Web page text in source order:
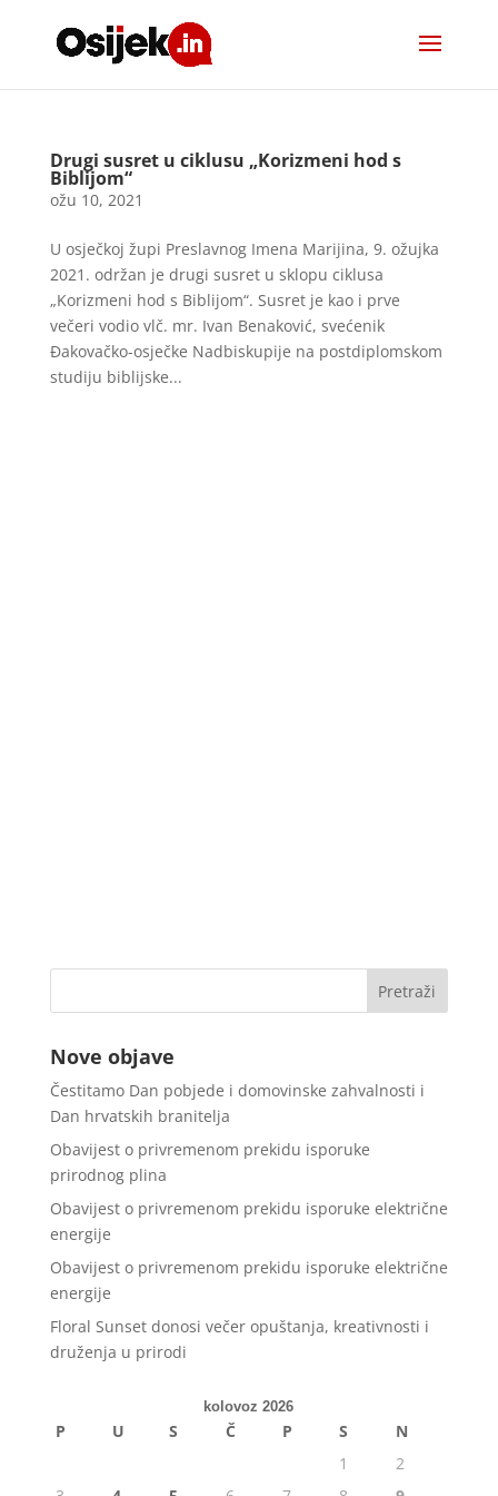
Drugi susret u ciklusu „Korizmeni hod s
Biblijom“
ožu 10, 2021
U osječkoj župi Preslavnog Imena Marijina, 9. ožujka
2021. održan je drugi susret u sklopu ciklusa
„Korizmeni hod s Biblijom“. Susret je kao i prve
večeri vodio vlč. mr. Ivan Benaković, svećenik
Đakovačko-osječke Nadbiskupije na postdiplomskom
studiju biblijske...
Nove objave
Čestitamo Dan pobjede i domovinske zahvalnosti i
Dan hrvatskih branitelja
Obavijest o privremenom prekidu isporuke
prirodnog plina
Obavijest o privremenom prekidu isporuke električne
energije
Obavijest o privremenom prekidu isporuke električne
energije
Floral Sunset donosi večer opuštanja, kreativnosti i
druženja u prirodi
kolovoz 2026
P U S Č P S
N
1
2